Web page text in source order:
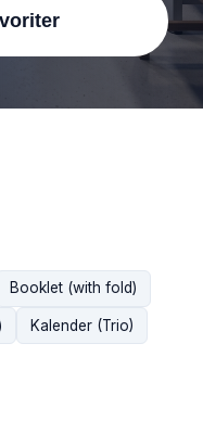
Booklet (with fold)
Kalender (Trio)